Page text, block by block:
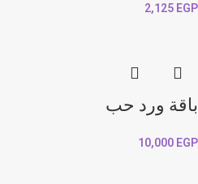
2,125 EGP
باقة ورد حب
10,000 EGP